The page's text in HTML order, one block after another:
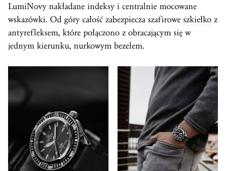
LumiNovy nakładane indeksy i centralnie mocowane
wskazówki. Od góry całość zabezpiecza szafirowe szkiełko z
antyrefleksem, które połączono z obracającym się w
jednym kierunku, nurkowym bezelem.